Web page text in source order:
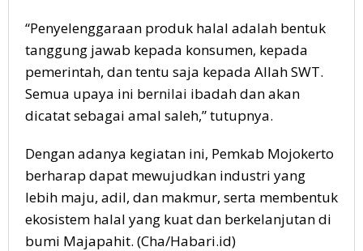
“Penyelenggaraan produk halal adalah bentuk
tanggung jawab kepada konsumen, kepada
pemerintah, dan tentu saja kepada Allah SWT.
Semua upaya ini bernilai ibadah dan akan
dicatat sebagai amal saleh,” tutupnya.
Dengan adanya kegiatan ini, Pemkab Mojokerto
berharap dapat mewujudkan industri yang
lebih maju, adil, dan makmur, serta membentuk
ekosistem halal yang kuat dan berkelanjutan di
bumi Majapahit. (Cha/Habari.id)